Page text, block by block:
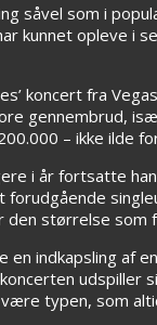
såvel som i
kunnet opleve i
koncert fra
gennembrud,
– ikke ilde
i år fortsatte
forudgående
den størrelse
en indkapsling af
udspiller
typen, som